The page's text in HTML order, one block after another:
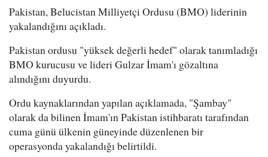
Pakistan, Belucistan Milliyetçi Ordusu (BMO) liderinin
yakalandığını açıkladı.
Pakistan ordusu "yüksek değerli hedef" olarak tanımladığı
BMO kurucusu ve lideri Gulzar İmam'ı gözaltına
alındığını duyurdu.
Ordu kaynaklarından yapılan açıklamada, "Şambay"
olarak da bilinen İmam'ın Pakistan istihbaratı tarafından
cuma günü ülkenin güneyinde düzenlenen bir
operasyonda yakalandığı belirtildi.